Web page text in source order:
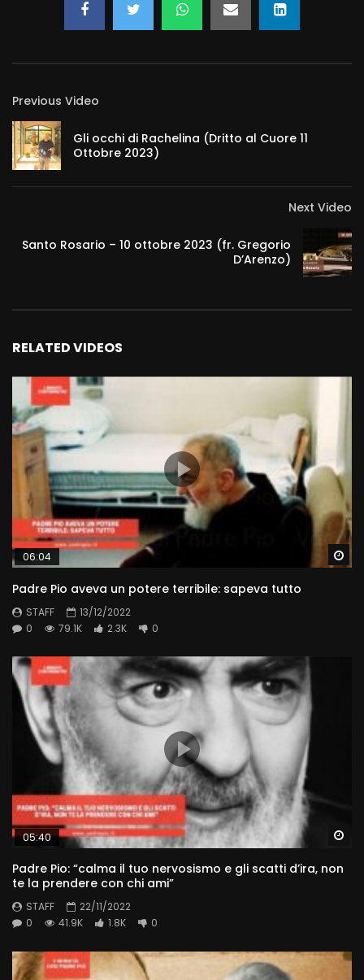
Previous Video
Gli occhi di Rachelina (Dritto al Cuore 11
Ottobre 2023)
Next Video
Santo Rosario – 10 ottobre 2023 (fr. Gregorio
D’Arenzo)
RELATED VIDEOS
06:04
Padre Pio aveva un potere terribile: sapeva tutto
STAFF
13/12/2022
0
79.1K 2.3K 0
05:40
Padre Pio: “calma il tuo nervosismo e gli scatti d’ira, non
te la prendere con chi ami”
STAFF
22/11/2022
0
41.9K 1.8K 0